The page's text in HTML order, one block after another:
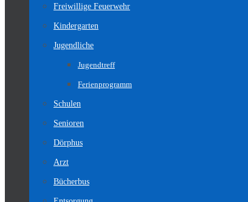
Freiwillige Feuerwehr
Kindergarten
Jugendliche
Jugendtreff
Ferienprogramm
Schulen
Senioren
Dörphus
Arzt
Bücherbus